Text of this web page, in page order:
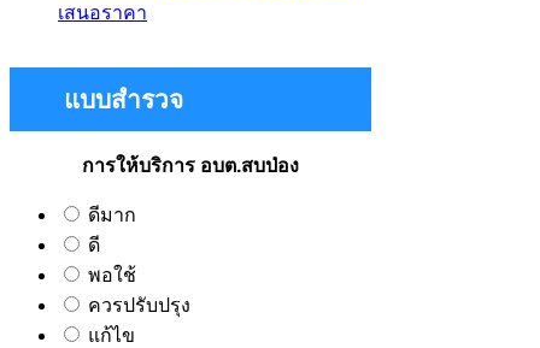
เสนอราคา
แบบสำรวจ
การให้บริการ อบต.สบป่อง
ดีมาก
ดี
พอใช้
ควรปรับปรุง
แก้ไข